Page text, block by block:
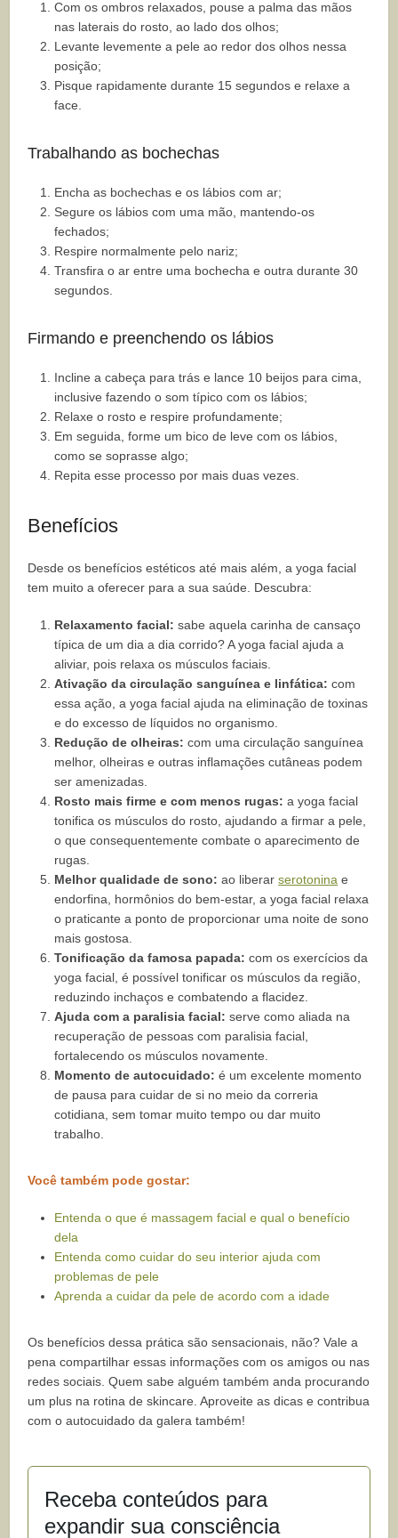
Com os ombros relaxados, pouse a palma das mãos
nas laterais do rosto, ao lado dos olhos;
Levante levemente a pele ao redor dos olhos nessa
posição;
Pisque rapidamente durante 15 segundos e relaxe a
face.
Trabalhando as bochechas
Encha as bochechas e os lábios com ar;
Segure os lábios com uma mão, mantendo-os
fechados;
Respire normalmente pelo nariz;
Transfira o ar entre uma bochecha e outra durante 30
segundos.
Firmando e preenchendo os lábios
Incline a cabeça para trás e lance 10 beijos para cima,
inclusive fazendo o som típico com os lábios;
Relaxe o rosto e respire profundamente;
Em seguida, forme um bico de leve com os lábios,
como se soprasse algo;
Repita esse processo por mais duas vezes.
Benefícios
Desde os benefícios estéticos até mais além, a yoga facial
tem muito a oferecer para a sua saúde. Descubra:
Relaxamento facial: sabe aquela carinha de cansaço
típica de um dia a dia corrido? A yoga facial ajuda a
aliviar, pois relaxa os músculos faciais.
Ativação da circulação sanguínea e linfática: com
essa ação, a yoga facial ajuda na eliminação de toxinas
e do excesso de líquidos no organismo.
Redução de olheiras:com uma circulação sanguínea
melhor, olheiras e outras inflamações cutâneas podem
ser amenizadas.
Rosto mais firme e com menos rugas:a yoga facial
tonifica os músculos do rosto, ajudando a firmar a pele,
o que consequentemente combate o aparecimento de
rugas.
Melhor qualidade de sono:ao liberarserotonina e
endorfina, hormônios do bem-estar, a yoga facial relaxa
o praticante a ponto de proporcionar uma noite de sono
mais gostosa.
Tonificação da famosa papada: com os exercícios da
yoga facial, é possível tonificar os músculos da região,
reduzindo inchaços e combatendo a flacidez.
Ajuda com a paralisia facial: serve como aliada na
recuperação de pessoas com paralisia facial,
fortalecendo os músculos novamente.
Momento de autocuidado: é um excelente momento
de pausa para cuidar de si no meio da correria
cotidiana, sem tomar muito tempo ou dar muito
trabalho.
Você também pode gostar:
Entenda o que é massagem facial e qual o benefício
dela
Entenda como cuidar do seu interior ajuda com
problemas de pele
Aprenda a cuidar da pele de acordo com a idade
Os benefícios dessa prática são sensacionais, não? Vale a
pena compartilhar essas informações com os amigos ou nas
redes sociais. Quem sabe alguém também anda procurando
um plus na rotina de skincare. Aproveite as dicas e contribua
com o autocuidado da galera também!
Receba conteúdos para
expandir sua consciência